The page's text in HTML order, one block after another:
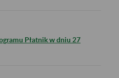
Płatnik w dniu 27